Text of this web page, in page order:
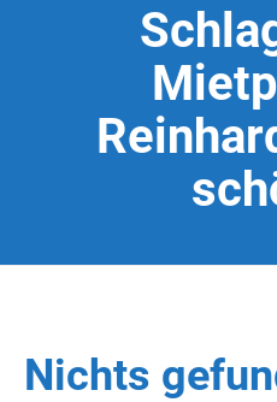
Nichts